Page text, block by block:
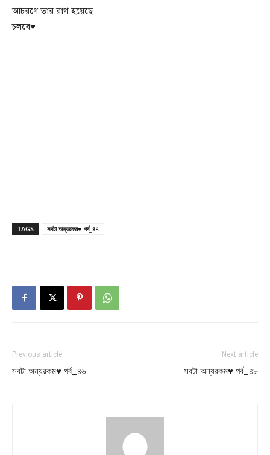
আচরণে তার রাগ হয়েছে
চলবে♥
TAGS সবটা অন্যরকম♥ পর্ব_৪৭
Previous article
সবটা অন্যরকম♥ পর্ব_৪৬
Next article
সবটা অন্যরকম♥ পর্ব_৪৮